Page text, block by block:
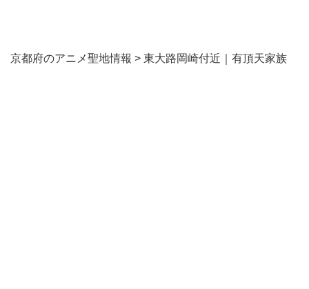
京都府のアニメ聖地情報 > 東大路岡崎付近｜有頂天家族